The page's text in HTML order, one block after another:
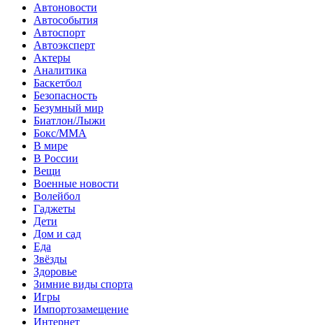
Автоновости
Автособытия
Автоспорт
Автоэксперт
Актеры
Аналитика
Баскетбол
Безопасность
Безумный мир
Биатлон/Лыжи
Бокс/MMA
В мире
В России
Вещи
Военные новости
Волейбол
Гаджеты
Дети
Дом и сад
Еда
Звёзды
Здоровье
Зимние виды спорта
Игры
Импортозамещение
Интернет